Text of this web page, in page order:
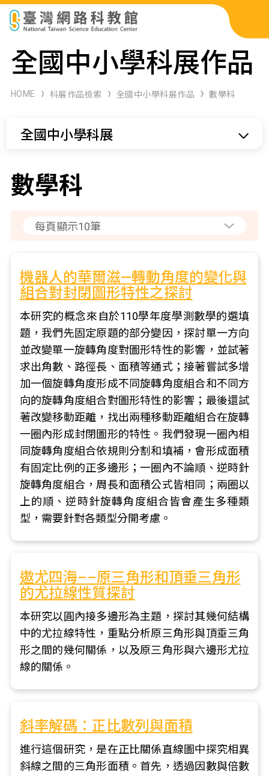
科展作品檢索
科學研習月刊
全國中小學科展作品
HOME 科展作品檢索 全國中小學科展作品 數學科
全國中小學科展
數學科
機器人的華爾滋—轉動角度的變化與
組合對封閉圖形特性之探討
本研究的概念來自於110學年度學測數學的選填
題，我們先固定原題的部分變因，探討單一方向
並改變單一旋轉角度對圖形特性的影響，並試著
求出角數、路徑長、面積等通式；接著嘗試多增
加一個旋轉角度形成不同旋轉角度組合和不同方
向的旋轉角度組合對圖形特性的影響；最後還試
著改變移動距離，找出兩種移動距離組合在旋轉
一圈內形成封閉圖形的特性。我們發現一圈內相
同旋轉角度組合依規則分割和填補，會形成面積
有固定比例的正多邊形；一圈內不論順、逆時針
旋轉角度組合，周長和面積公式皆相同；兩圈以
上的順、逆時針旋轉角度組合皆會產生多種類
型，需要針對各類型分開考慮。
遨尤四海––原三角形和頂垂三角形
的尤拉線性質探討
本研究以圓內接多邊形為主題，探討其幾何結構
中的尤拉線特性，重點分析原三角形與頂垂三角
形之間的幾何關係，以及原三角形與六邊形尤拉
線的關係。
斜率解碼：正比數列與面積
進行這個研究，是在正比關係直線圖中探究相異
斜線之間的三角形面積。首先，透過因數與倍數